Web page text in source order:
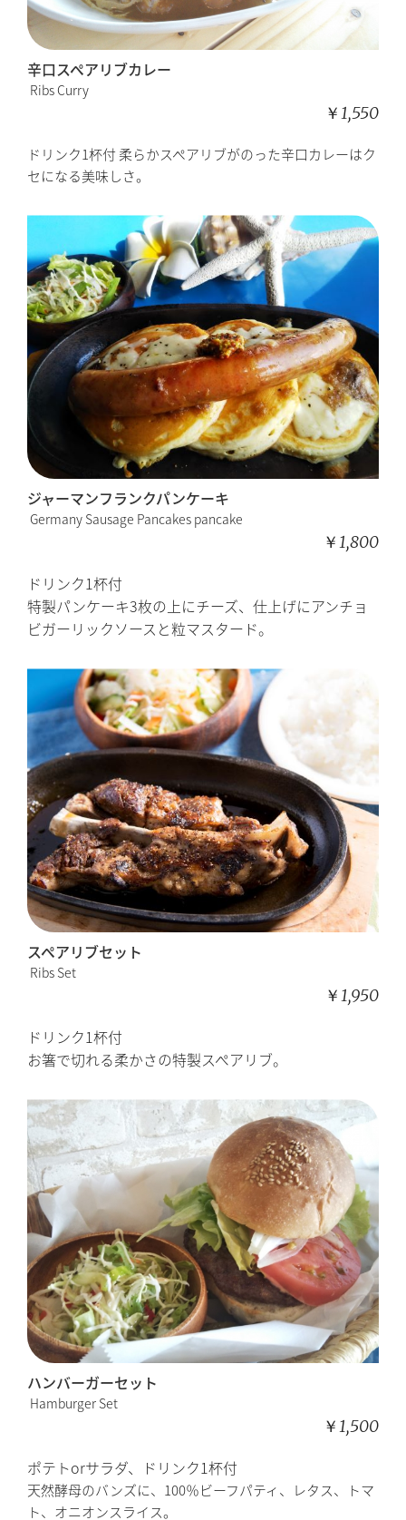
辛口スペアリブカレー
Ribs Curry
￥1,550
ドリンク1杯付 柔らかスペアリブがのった辛口カレーはク
セになる美味しさ。
ジャーマンフランクパンケーキ
Germany Sausage Pancakes pancake
￥1,800
ドリンク1杯付
特製パンケーキ3枚の上にチーズ、仕上げにアンチョ
ビガーリックソースと粒マスタード。
スペアリブセット
Ribs Set
￥1,950
ドリンク1杯付
お箸で切れる柔かさの特製スペアリブ。
ハンバーガーセット
Hamburger Set
￥1,500
ポテトorサラダ、ドリンク1杯付
天然酵母のバンズに、100％ビーフパティ、レタス、トマ
ト、オニオンスライス。